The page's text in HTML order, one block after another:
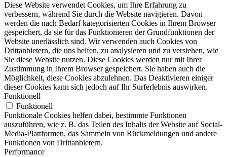
Diese Website verwendet Cookies, um Ihre Erfahrung zu
verbessern, während Sie durch die Website navigieren. Davon
werden die nach Bedarf kategorisierten Cookies in Ihrem Browser
gespeichert, da sie für das Funktionieren der Grundfunktionen der
Website unerlässlich sind. Wir verwenden auch Cookies von
Drittanbietern, die uns helfen, zu analysieren und zu verstehen, wie
Sie diese Website nutzen. Diese Cookies werden nur mit Ihrer
Zustimmung in Ihrem Browser gespeichert. Sie haben auch die
Möglichkeit, diese Cookies abzulehnen. Das Deaktivieren einiger
dieser Cookies kann sich jedoch auf Ihr Surferlebnis auswirken.
Funktionell
Funktionell
Funktionale Cookies helfen dabei, bestimmte Funktionen
auszuführen, wie z. B. das Teilen des Inhalts der Website auf Social-
Media-Plattformen, das Sammeln von Rückmeldungen und andere
Funktionen von Drittanbietern.
Performance